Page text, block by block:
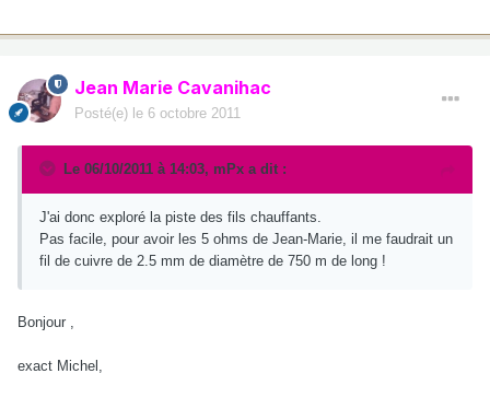
Jean Marie Cavanihac
Posté(e) le 6 octobre 2011
Le 06/10/2011 à 14:03, mPx a dit :
J'ai donc exploré la piste des fils chauffants.
Pas facile, pour avoir les 5 ohms de Jean-Marie, il me faudrait un
fil de cuivre de 2.5 mm de diamètre de 750 m de long !
Bonjour ,
exact Michel,